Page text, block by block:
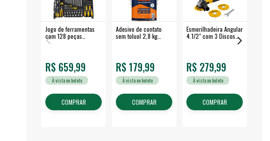
Jogo de ferramentas
com 128 peças
embalagem fechada -
R$ 659,99
À vista no boleto
COMPRAR
Adesivo de contato
sem toluol 2,8 kg
R$ 179,99
À vista no boleto
COMPRAR
Esmerilhadeira Angular
4.1/2" com 3 Discos
R$ 279,99
À vista no boleto
COMPRAR